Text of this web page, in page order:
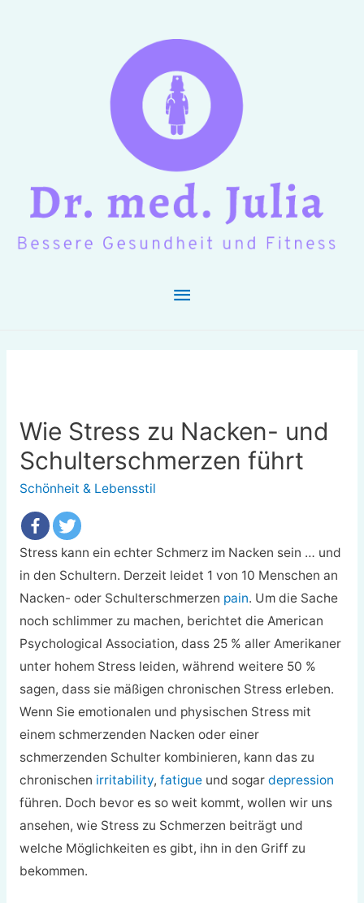
Hauptmenü
Wie Stress zu Nacken- und
Schulterschmerzen führt
Schönheit & Lebensstil
Stress kann ein echter Schmerz im Nacken sein … und
in den Schultern. Derzeit leidet 1 von 10 Menschen an
Nacken- oder Schulterschmerzen pain. Um die Sache
noch schlimmer zu machen, berichtet die American
Psychological Association, dass 25 % aller Amerikaner
unter hohem Stress leiden, während weitere 50 %
sagen, dass sie mäßigen chronischen Stress erleben.
Wenn Sie emotionalen und physischen Stress mit
einem schmerzenden Nacken oder einer
schmerzenden Schulter kombinieren, kann das zu
chronischen irritability, fatigueund sogar depression
führen. Doch bevor es so weit kommt, wollen wir uns
ansehen, wie Stress zu Schmerzen beiträgt und
welche Möglichkeiten es gibt, ihn in den Griff zu
bekommen.